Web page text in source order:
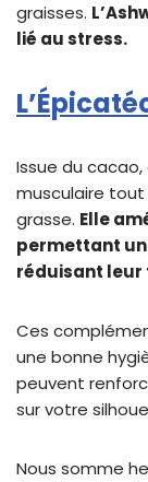
graisses.
lié au stress.
Issue du
musculaire
grasse. Elle
permettant
réduisant leur
Ces
une bonne
peuvent
sur votre
Nous somme